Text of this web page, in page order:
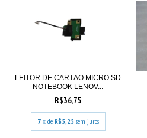
LEITOR DE CARTÃO MICRO SD
NOTEBOOK LENOV...
R$36,75
7 x de R$5,25 sem juros